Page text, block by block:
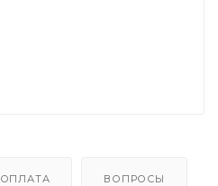
ОПЛАТА ВОПРОСЫ